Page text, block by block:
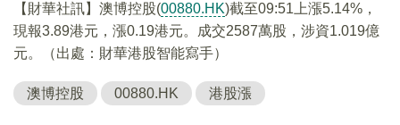
【財華社訊】澳博控股(00880.HK)截至09:51上漲5.14%，
現報3.89港元，漲0.19港元。成交2587萬股，涉資1.019億
元。（出處：財華港股智能寫手）
澳博控股 00880.HK 港股漲